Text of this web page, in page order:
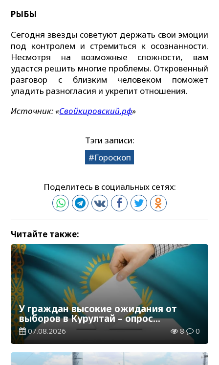
РЫБЫ
Сегодня звезды советуют держать свои эмоции
под контролем и стремиться к осознанности.
Несмотря на возможные сложности, вам
удастся решить многие проблемы. Откровенный
разговор с близким человеком поможет
уладить разногласия и укрепит отношения.
Источник: «Свойкировский.рф»
Тэги записи:
Гороскоп
Поделитесь в социальных сетях:
Читайте также:
У граждан высокие ожидания от
выборов в Курултай – опрос
общественного мнения
07.08.2026 8 0